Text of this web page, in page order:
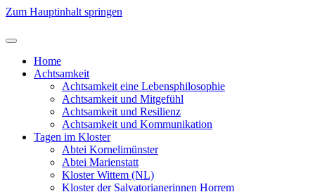
Zum Hauptinhalt springen
Home
Achtsamkeit
Achtsamkeit eine Lebensphilosophie
Achtsamkeit und Mitgefühl
Achtsamkeit und Resilienz
Achtsamkeit und Kommunikation
Tagen im Kloster
Abtei Kornelimünster
Abtei Marienstatt
Kloster Wittem (NL)
Kloster der Salvatorianerinnen Horrem